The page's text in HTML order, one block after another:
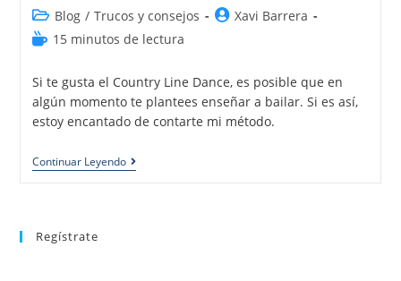
Blog / Trucos y consejos
Xavi Barrera
15 minutos de lectura
Si te gusta el Country Line Dance, es posible que en
algún momento te plantees enseñar a bailar. Si es así,
estoy encantado de contarte mi método.
Continuar Leyendo
Regístrate